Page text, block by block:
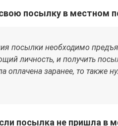
посылку в местном
посылки необходимо
личность, и получить
оплачена заранее, то также
посылка не пришла в